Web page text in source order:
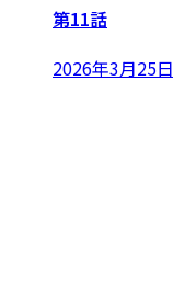
第11話
2026年3月25日